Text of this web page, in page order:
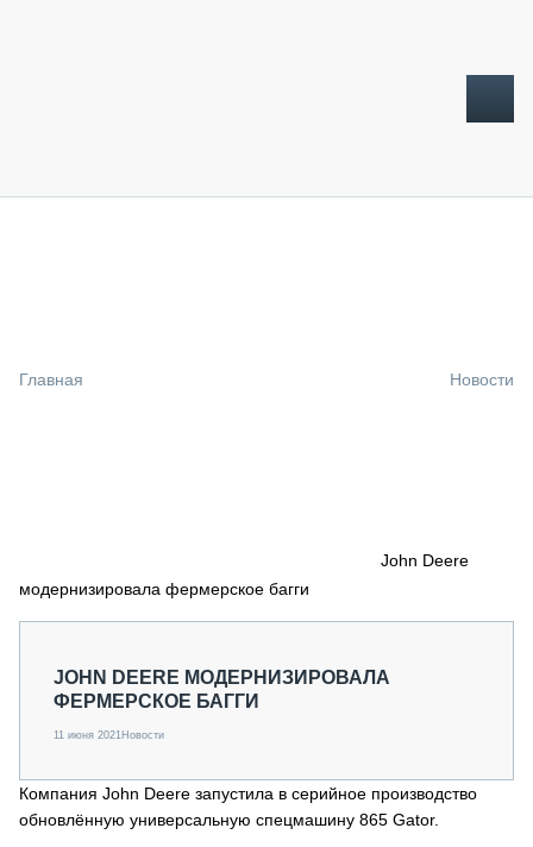
СПЕЦПРОЕКТЫ
О ПРОЕКТЕ
Главная Новости
John Deere
модернизировала фермерское багги
JOHN DEERE МОДЕРНИЗИРОВАЛА
ФЕРМЕРСКОЕ БАГГИ
11 июня 2021Новости
Компания John Deere запустила в серийное производство
обновлённую универсальную спецмашину 865 Gator.